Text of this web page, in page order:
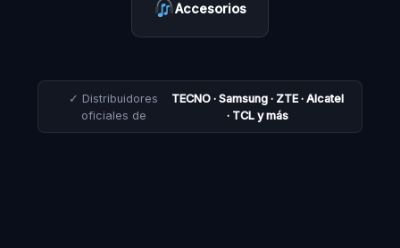
Accesorios
✓ Distribuidores
oficiales de
TECNO · Samsung · ZTE · Alcatel
· TCL y más